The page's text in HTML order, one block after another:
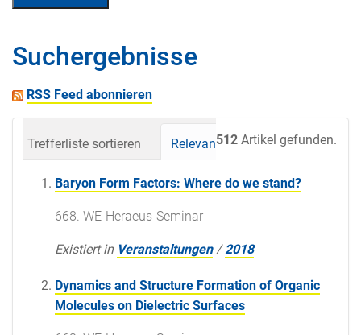
Suchergebnisse
RSS Feed abonnieren
512 Artikel gefunden.
Trefferliste sortieren Relevanz Datum
Baryon Form Factors: Where do we stand?
668. WE-Heraeus-Seminar
Existiert in Veranstaltungen /2018
Dynamics and Structure Formation of Organic
Molecules on Dielectric Surfaces